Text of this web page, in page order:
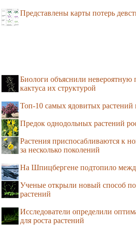
Представлены карты потерь
Биологи объяснили невероятную
кактуса их структурой
Топ-10 самых ядовитых растений
Предок однодольных растений
Растения приспосабливаются к
за несколько поколений
На Шпицбергене подтопило
Ученые открыли новый способ
растений
Исследователи определили
для роста растений